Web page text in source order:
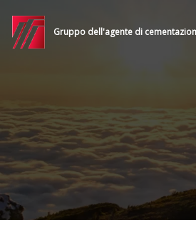
Gruppo dell'agente di